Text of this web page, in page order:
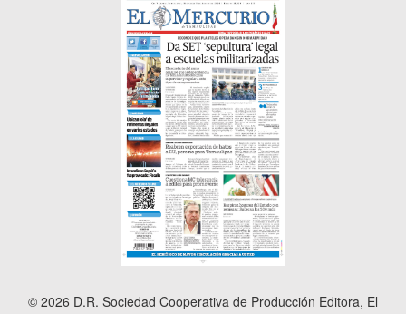
© 2026 D.R. Sociedad Cooperativa de Producción Editora, El